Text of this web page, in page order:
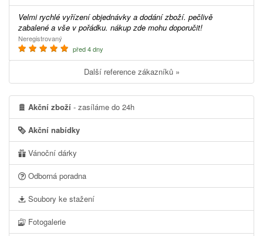
Velmi rychlé vyřízení objednávky a dodání zboží. pečlivě
zabalené a vše v pořádku. nákup zde mohu doporučit!
Neregistrovaný
před 4 dny
Další reference zákazníků »
Akční zboží - zasíláme do 24h
Akční nabídky
Vánoční dárky
Odborná poradna
Soubory ke stažení
Fotogalerie